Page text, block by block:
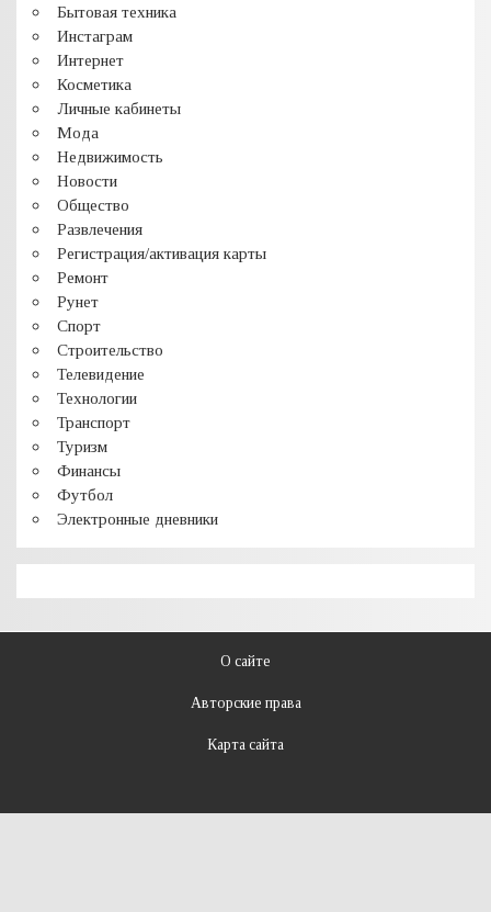
Бытовая техника
Инстаграм
Интернет
Косметика
Личные кабинеты
Мода
Недвижимость
Новости
Общество
Развлечения
Регистрация/активация карты
Ремонт
Рунет
Спорт
Строительство
Телевидение
Технологии
Транспорт
Туризм
Финансы
Футбол
Электронные дневники
О сайте
Авторские права
Карта сайта